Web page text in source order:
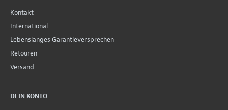
Kontakt
International
Lebenslanges Garantieversprechen
Retouren
Versand
DEIN KONTO